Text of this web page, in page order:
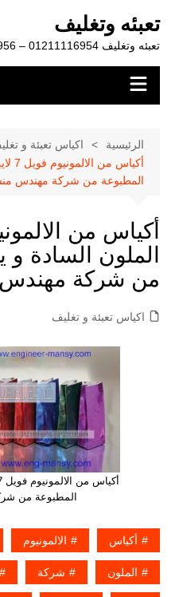
المحتوى
تعبئه وتغليف
تعبئه وتغليف 01211116954 – 01211116956 – 01211116958
الرئيسية
اكياس تعبئة و
المطبوعة من شركة مهندس
الملون السادة
من شركة
اكياس تعبئة و تغليف
المطبوعة من
أكياس الالمونيوم
الملون شركة